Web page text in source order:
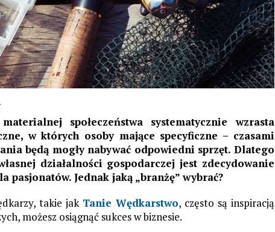
społeczeństwa systematycznie wzrasta
w których osoby mające specyficzne – czasami
będą mogły nabywać odpowiedni sprzęt. Dlatego
działalności gospodarczej jest zdecydowanie
pasjonatów. Jednak jaką „branżę” wybrać?
takie jak Tanie Wędkarstwo, często są inspiracją
możesz osiągnąć sukces w biznesie.